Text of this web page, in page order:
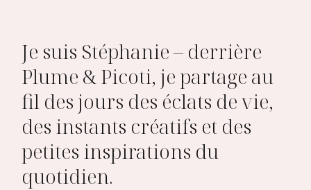
Je suis Stéphanie – derrière
Plume & Picoti, je partage au
fil des jours des éclats de vie,
des instants créatifs et des
petites inspirations du
quotidien.